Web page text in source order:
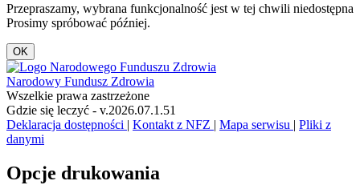
Przepraszamy, wybrana funkcjonalność jest w tej chwili niedostępna
Prosimy spróbować później.
OK
Narodowy Fundusz Zdrowia
Wszelkie prawa zastrzeżone
Gdzie się leczyć - v.2026.07.1.51
Deklaracja dostępności | Kontakt z NFZ | Mapa serwisu | Pliki z
danymi
Opcje drukowania